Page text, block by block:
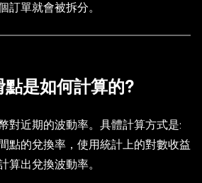
訂單就會被拆分。
點是如何計算的?
對近期的波動率。具體計算方式是:
點的兌換率，使用統計上的對數收益
算出兌換波動率。